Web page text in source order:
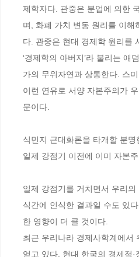
제학자다. 관중은 분업에 의한
며, 화폐 가치 변동 원리를 이
다. 관중은 현대 경제학 원리를
‘경제학의 아버지’라 불리는
가의 무위자연과 상통한다. 스
이런 연유로 서양 자본주의가
문이다.
식민지 근대화론을 타개할 분명
일제 강점기 이전에 이미 자본
일제 강점기를 거치면서 우리
식간에 인식한 결과일 수도 있
한 영향이 더 클 것이다.
최근 우리나라 경제사학계에서
얻고 있다. 현대 한국의 경제적